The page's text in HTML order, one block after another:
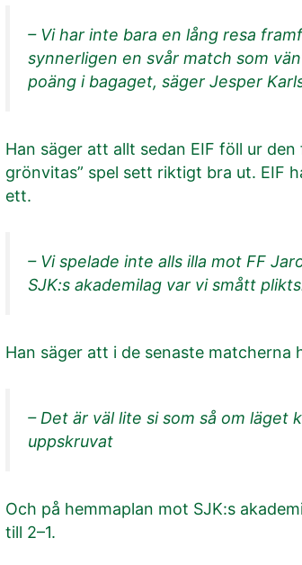
– Vi har inte bara en lång resa
synnerligen en svår match som
poäng i bagaget, säger Jesper
Han säger att allt sedan EIF föll ur
grönvitas” spel sett riktigt bra ut. EIF
ett.
– Vi spelade inte alls illa mot FF
SJK:s akademilag var vi smått
Han säger att i de senaste
– Det är väl lite si som så om
uppskruvat
Och på hemmaplan mot SJK:s
till 2–1.